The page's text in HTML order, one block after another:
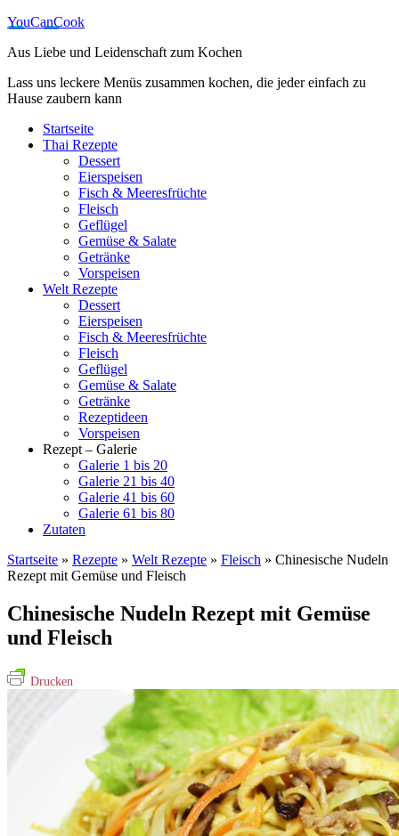
YouCanCook
Aus Liebe und Leidenschaft zum Kochen
Lass uns leckere Menüs zusammen kochen, die jeder einfach zu
Hause zaubern kann
Startseite
Thai Rezepte
Dessert
Eierspeisen
Fisch & Meeresfrüchte
Fleisch
Geflügel
Gemüse & Salate
Getränke
Vorspeisen
Welt Rezepte
Dessert
Eierspeisen
Fisch & Meeresfrüchte
Fleisch
Geflügel
Gemüse & Salate
Getränke
Rezeptideen
Vorspeisen
Rezept – Galerie
Galerie 1 bis 20
Galerie 21 bis 40
Galerie 41 bis 60
Galerie 61 bis 80
Zutaten
Startseite » Rezepte » Welt Rezepte » Fleisch » Chinesische Nudeln
Rezept mit Gemüse und Fleisch
Chinesische Nudeln Rezept mit Gemüse
und Fleisch
Drucken